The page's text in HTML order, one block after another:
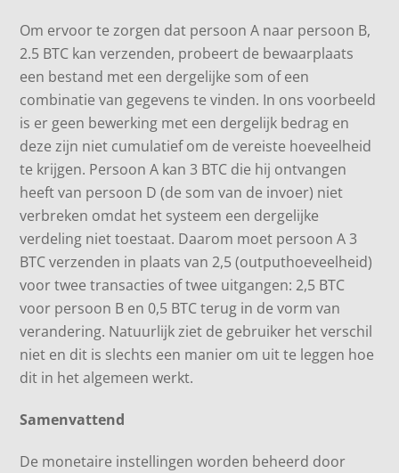
Om ervoor te zorgen dat persoon A naar persoon B,
2.5 BTC kan verzenden, probeert de bewaarplaats
een bestand met een dergelijke som of een
combinatie van gegevens te vinden. In ons voorbeeld
is er geen bewerking met een dergelijk bedrag en
deze zijn niet cumulatief om de vereiste hoeveelheid
te krijgen. Persoon A kan 3 BTC die hij ontvangen
heeft van persoon D (de som van de invoer) niet
verbreken omdat het systeem een ​​dergelijke
verdeling niet toestaat. Daarom moet persoon A 3
BTC verzenden in plaats van 2,5 (outputhoeveelheid)
voor twee transacties of twee uitgangen: 2,5 BTC
voor persoon B en 0,5 BTC terug in de vorm van
verandering. Natuurlijk ziet de gebruiker het verschil
niet en dit is slechts een manier om uit te leggen hoe
dit in het algemeen werkt.
Samenvattend
De monetaire instellingen worden beheerd door